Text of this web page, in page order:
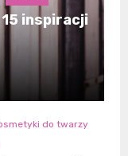
inspiracji
do twarzy